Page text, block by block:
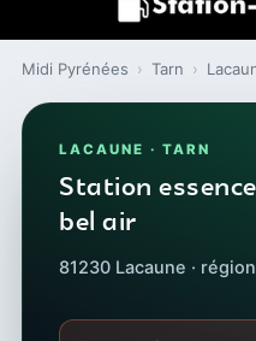
Midi Pyrénées › Tarn ›
LACAUNE · TARN
Station
bel air
81230 Lacaune ·